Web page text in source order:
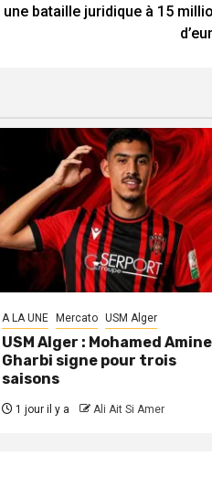
bataille juridique à 15
A LA UNE Mercato USM Alger
USM Alger : Mohamed Amine
Gharbi signe pour trois
saisons
1 jour il y a Ali Ait Si Amer